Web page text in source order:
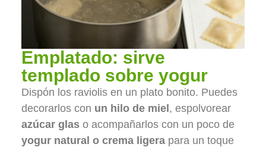
Emplatado: sirve
templado sobre yogur
Dispón los raviolis en un plato bonito. Puedes
decorarlos con un hilo de miel, espolvorear
azúcar glaso acompañarlos con un poco de
yogur natural o crema ligerapara un toque